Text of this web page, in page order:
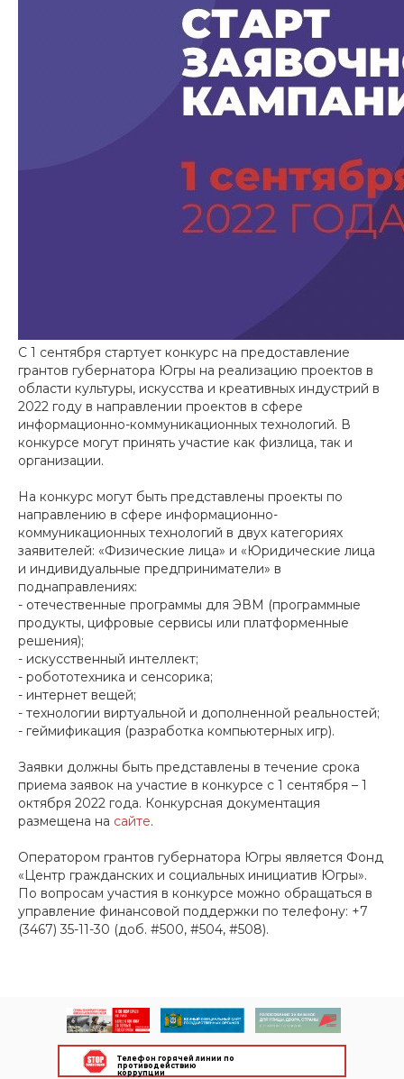
С 1 сентября стартует конкурс на предоставление
грантов губернатора Югры на реализацию проектов в
области культуры, искусства и креативных индустрий в
2022 году в направлении проектов в сфере
информационно-коммуникационных технологий. В
конкурсе могут принять участие как физлица, так и
организации.
На конкурс могут быть представлены проекты по
направлению в сфере информационно-
коммуникационных технологий в двух категориях
заявителей: «Физические лица» и «Юридические лица
и индивидуальные предприниматели» в
поднаправлениях:
- отечественные программы для ЭВМ (программные
продукты, цифровые сервисы или платформенные
решения);
- искусственный интеллект;
- робототехника и сенсорика;
- интернет вещей;
- технологии виртуальной и дополненной реальностей;
- геймификация (разработка компьютерных игр).
Заявки должны быть представлены в течение срока
приема заявок на участие в конкурсе с 1 сентября – 1
октября 2022 года. Конкурсная документация
размещена на сайте.
Оператором грантов губернатора Югры является Фонд
«Центр гражданских и социальных инициатив Югры».
По вопросам участия в конкурсе можно обращаться в
управление финансовой поддержки по телефону: +7
(3467) 35-11-30 (доб. #500, #504, #508).
Телефон горячей линии по
противодействию
коррупции